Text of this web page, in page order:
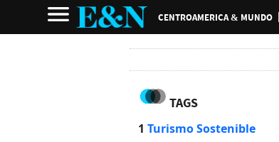
CENTROAMERICA & MUNDO
TAGS
1 Turismo Sostenible